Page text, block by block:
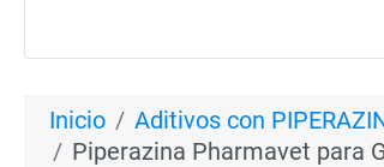
Inicio
Aditivos con
Piperazina Pharmavet para